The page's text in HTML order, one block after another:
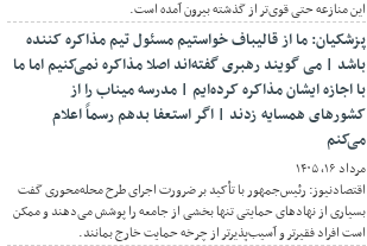
این منازعه حتی قوی‌تر از گذشته بیرون آمده است.
پزشکیان: ما از قالیباف خواستیم مسئول تیم مذاکره کننده
باشد | می گویند رهبری گفته‌اند اصلا مذاکره نمی‌کنیم اما ما
با اجازه ایشان مذاکره کرده‌ایم | مدرسه میناب را از
کشورهای همسایه زدند | اگر استعفا بدهم رسماً اعلام
می‌کنم
مرداد ۱۶, ۱۴۰۵
اقتصادنیوز: رئیس‌جمهور با تأکید بر ضرورت اجرای طرح محله‌محوری گفت
بسیاری از نهادهای حمایتی تنها بخشی از جامعه را پوشش می‌دهند و ممکن
است افراد فقیرتر و آسیب‌پذیرتر از چرخه حمایت خارج بمانند.